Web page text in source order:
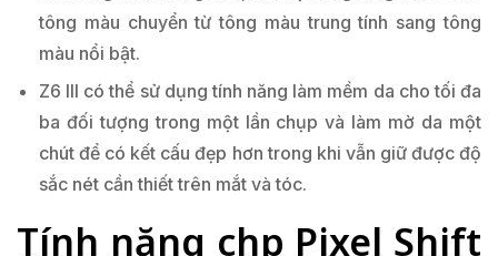
tông màu chuyển từ tông màu trung tính sang tông
màu nổi bật.
Z6 III có thể sử dụng tính năng làm mềm da cho tối đa
ba đối tượng trong một lần chụp và làm mờ da một
chút để có kết cấu đẹp hơn trong khi vẫn giữ được độ
sắc nét cần thiết trên mắt và tóc.
Tính năng chụp Pixel Shift